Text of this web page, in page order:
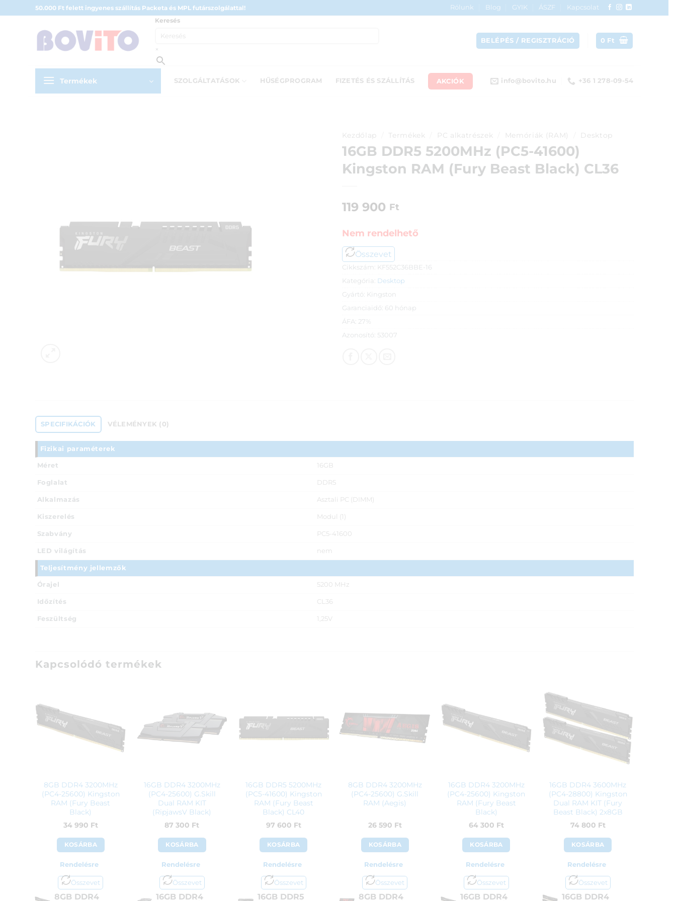
to
50.000 Ft felett ingyenes szállítás Packeta és MPL futárszolgálattal! Rólunk Blog GYIK ÁSZF
Kapcsolat
Keresés
×
BELÉPÉS / REGISZTRÁCIÓ 0 Ft
Termékek SZOLGÁLTATÁSOK HŰSÉGPROGRAM FIZETÉS ÉS SZÁLLÍTÁS AKCIÓK info@bovito.hu +36 1 278-09-54
Kezdőlap Termékek PC alkatrészek Memóriák (RAM) Desktop
16GB DDR5 5200MHz (PC5-41600)
Kingston RAM (Fury Beast Black) CL36
119 900 Ft
Nem rendelhető
Összevet
Cikkszám: KF552C36BBE-16
Kategória: Desktop
Gyártó: Kingston
Garanciaidő: 60 hónap
ÁFA: 27%
Azonosító: 53007
SPECIFIKÁCIÓK VÉLEMÉNYEK (0)
Fizikai paraméterek
Méret 16GB
Foglalat DDR5
Alkalmazás Asztali PC (DIMM)
Kiszerelés Modul (1)
Szabvány PC5-41600
LED világítás nem
Teljesítmény jellemzők
Órajel 5200 MHz
Időzítés CL36
Feszültség 1,25V
Kapcsolódó termékek
8GB DDR4 3200MHz
(PC4-25600) Kingston
RAM (Fury Beast
Black)
34 990 Ft
KOSÁRBA
Rendelésre
Összevet
8GB DDR4
16GB DDR4 3200MHz
(PC4-25600) G.Skill
Dual RAM KIT
(RipjawsV Black)
2x8GB
87 300 Ft
KOSÁRBA
Rendelésre
Összevet
16GB DDR4
16GB DDR5 5200MHz
(PC5-41600) Kingston
RAM (Fury Beast
Black) CL40
97 600 Ft
KOSÁRBA
Rendelésre
Összevet
16GB DDR5
8GB DDR4 3200MHz
(PC4-25600) G.Skill
RAM (Aegis)
26 590 Ft
KOSÁRBA
Rendelésre
Összevet
8GB DDR4
16GB DDR4 3200MHz
(PC4-25600) Kingston
RAM (Fury Beast
Black)
64 300 Ft
KOSÁRBA
Rendelésre
Összevet
16GB DDR4
16GB DDR4 3600MHz
(PC4-28800) Kingston
Dual RAM KIT (Fury
Beast Black) 2x8GB
74 800 Ft
KOSÁRBA
Rendelésre
Összevet
16GB DDR4